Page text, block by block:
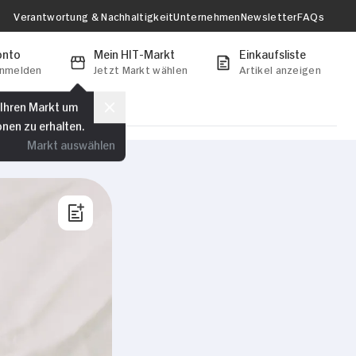
Verantwortung & NachhaltigkeitUnternehmenNewsletterFAQs
Mein HIT-Markt
Jetzt Markt wählen
Markt um
zu erhalten.
Markt auswählen
Einkaufsliste
Artikel anzeigen